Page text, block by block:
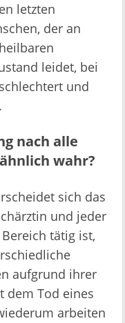
letzten
der an
leidet, bei
und
nach alle
wahr?
sich das
und jeder
tätig ist,
aufgrund ihrer
dem Tod eines
arbeiten